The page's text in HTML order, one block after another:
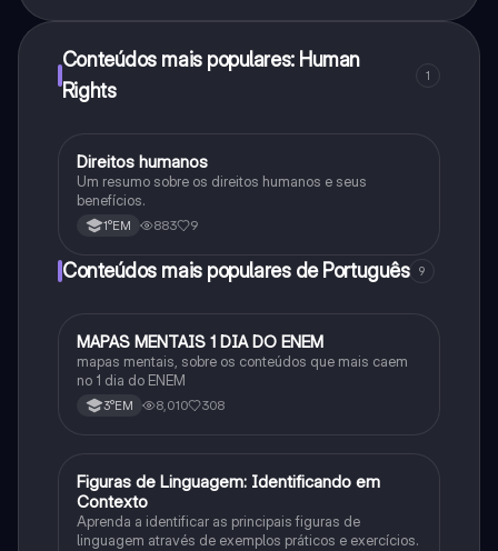
Conteúdos mais populares: Human
Rights
1
Português
Direitos humanos
Um resumo sobre os direitos humanos e seus
benefícios.
1°EM 883 9
Conteúdos mais populares de Português 9
Português
MAPAS MENTAIS 1 DIA DO ENEM
mapas mentais, sobre os conteúdos que mais caem
no 1 dia do ENEM
3°EM 8,010 308
FPortuguês
Figuras de Linguagem: Identificando em
Contexto
Aprenda a identificar as principais figuras de
linguagem através de exemplos práticos e exercícios.